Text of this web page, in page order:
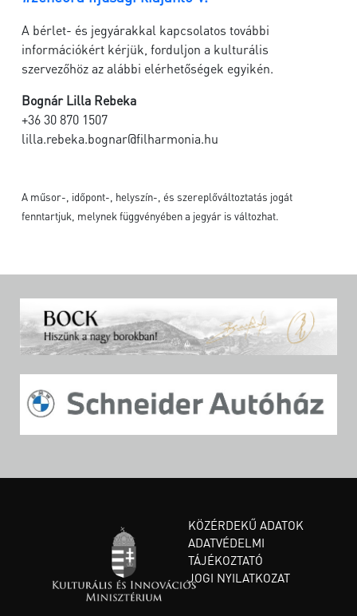
A bérlet- és jegyárakkal kapcsolatos további
információkért kérjük, forduljon a kulturális
szervezőhöz az alábbi elérhetőségek egyikén.
Bognár Lilla Rebeka
+36 30 870 1507
lilla.rebeka.bognar@filharmonia.hu
A műsor-, időpont-, helyszín-, és szereplőváltoztatás jogát
fenntartjuk, melynek függvényében a jegyár is változhat.
KÖZÉRDEKŰ ADATOK
ADATVÉDELMI
TÁJÉKOZTATÓ
JOGI NYILATKOZAT